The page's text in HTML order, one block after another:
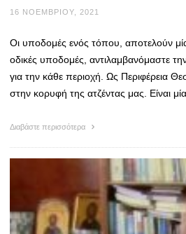
16 ΝΟΕΜΒΡΊΟΥ, 2021
Οι υποδομές ενός τόπου, αποτελούν
οδικές υποδομές, αντιλαμβανόμαστε
για την κάθε περιοχή. Ως Περιφέρεια
στην κορυφή της ατζέντας μας. Είναι
Διαβάστε περισσότερα